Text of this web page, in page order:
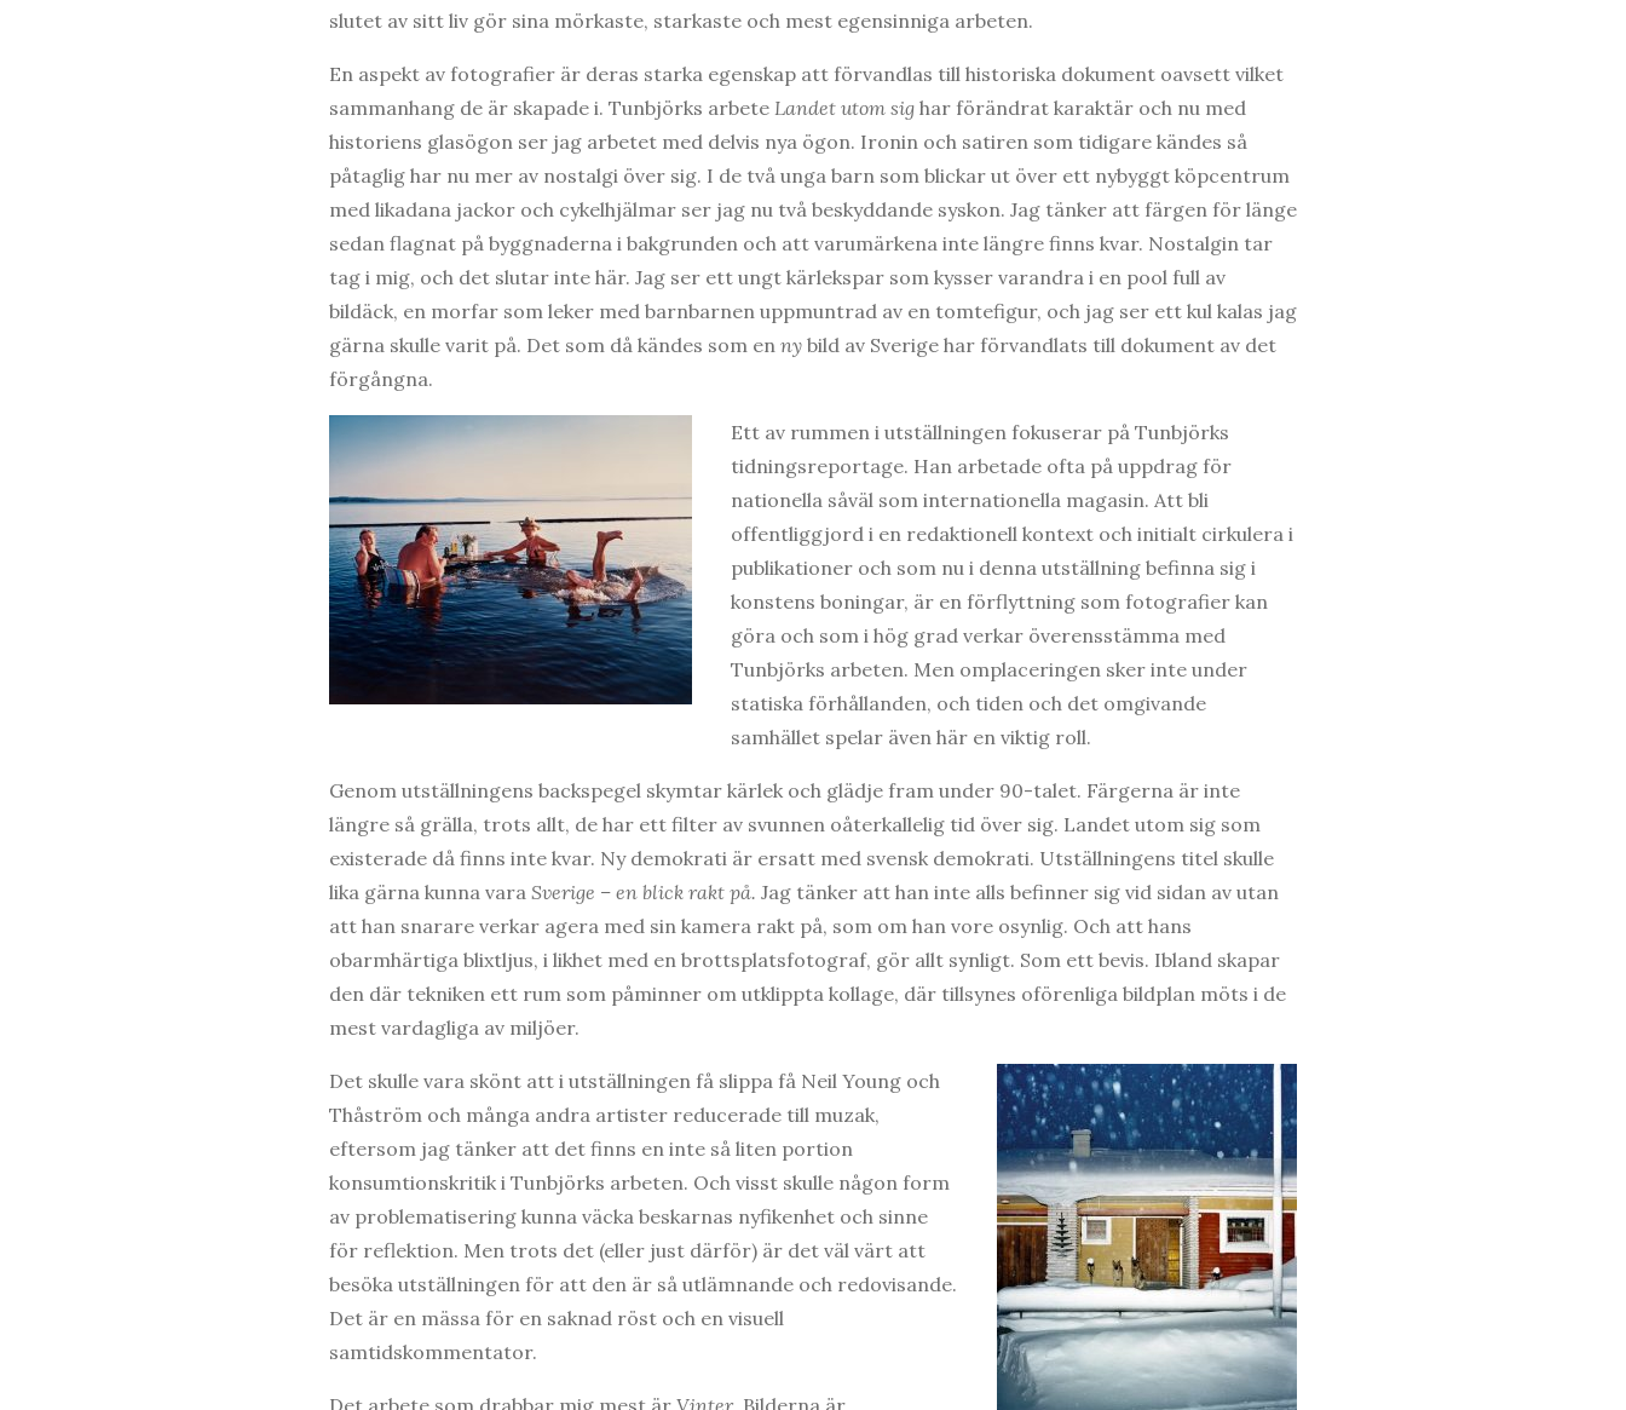
slutet av sitt liv gör sina mörkaste, starkaste och mest egensinniga arbeten.
En aspekt av fotografier är deras starka egenskap att förvandlas till historiska dokument oavsett vilket
sammanhang de är skapade i. Tunbjörks arbete Landet utom sig har förändrat karaktär och nu med
historiens glasögon ser jag arbetet med delvis nya ögon. Ironin och satiren som tidigare kändes så
påtaglig har nu mer av nostalgi över sig. I de två unga barn som blickar ut över ett nybyggt köpcentrum
med likadana jackor och cykelhjälmar ser jag nu två beskyddande syskon. Jag tänker att färgen för länge
sedan flagnat på byggnaderna i bakgrunden och att varumärkena inte längre finns kvar. Nostalgin tar
tag i mig, och det slutar inte här. Jag ser ett ungt kärlekspar som kysser varandra i en pool full av
bildäck, en morfar som leker med barnbarnen uppmuntrad av en tomtefigur, och jag ser ett kul kalas jag
gärna skulle varit på. Det som då kändes som en ny bild av Sverige har förvandlats till dokument av det
förgångna.
Ett av rummen i utställningen fokuserar på Tunbjörks
tidningsreportage. Han arbetade ofta på uppdrag för
nationella såväl som internationella magasin. Att bli
offentliggjord i en redaktionell kontext och initialt cirkulera i
publikationer och som nu i denna utställning befinna sig i
konstens boningar, är en förflyttning som fotografier kan
göra och som i hög grad verkar överensstämma med
Tunbjörks arbeten. Men omplaceringen sker inte under
statiska förhållanden, och tiden och det omgivande
samhället spelar även här en viktig roll.
Genom utställningens backspegel skymtar kärlek och glädje fram under 90-talet. Färgerna är inte
längre så grälla, trots allt, de har ett filter av svunnen oåterkallelig tid över sig. Landet utom sig som
existerade då finns inte kvar. Ny demokrati är ersatt med svensk demokrati. Utställningens titel skulle
lika gärna kunna vara Sverige – en blick rakt på. Jag tänker att han inte alls befinner sig vid sidan av utan
att han snarare verkar agera med sin kamera rakt på, som om han vore osynlig. Och att hans
obarmhärtiga blixtljus, i likhet med en brottsplatsfotograf, gör allt synligt. Som ett bevis. Ibland skapar
den där tekniken ett rum som påminner om utklippta kollage, där tillsynes oförenliga bildplan möts i de
mest vardagliga av miljöer.
Det skulle vara skönt att i utställningen få slippa få Neil Young och
Thåström och många andra artister reducerade till muzak,
eftersom jag tänker att det finns en inte så liten portion
konsumtionskritik i Tunbjörks arbeten. Och visst skulle någon form
av problematisering kunna väcka beskarnas nyfikenhet och sinne
för reflektion. Men trots det (eller just därför) är det väl värt att
besöka utställningen för att den är så utlämnande och redovisande.
Det är en mässa för en saknad röst och en visuell
samtidskommentator.
Det arbete som drabbar mig mest är Vinter . Bilderna är